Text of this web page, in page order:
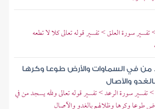
تفسير سورة العلق > تفسير قوله تعالى كلا لا تطعه
من في السماوات والأرض طوعا وكرها
والآصال
تفسير سورة الرعد > تفسير قوله تعالى ولله يسجد من في